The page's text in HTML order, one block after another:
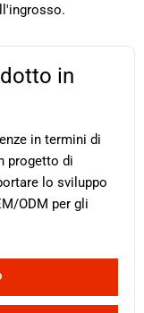
in
in termini di
progetto di
lo sviluppo
ODM per gli